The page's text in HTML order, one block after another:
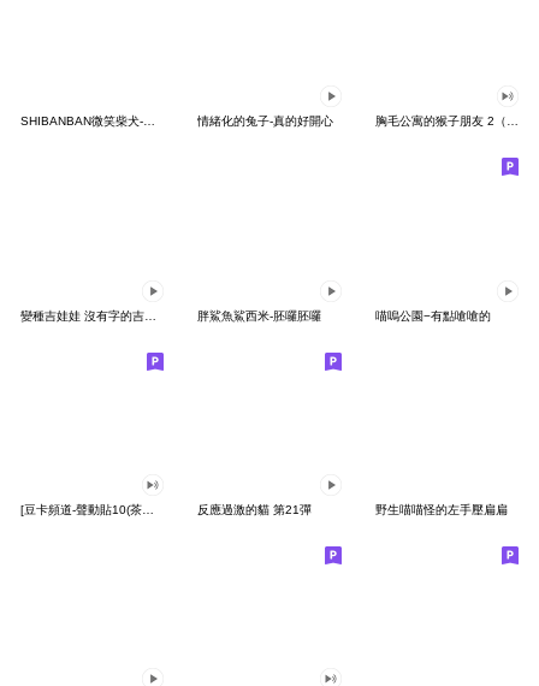
SHIBANBAN微笑柴犬-廢柴寶寶日常 情緒化的兔子-真的好開心 胸毛公寓的猴子朋友 2（有聲動態）
胖鯊魚鯊西米-胚囉胚囉 喵嗚公園−有點嗆嗆的
反應過激的貓 第21彈 野生喵喵怪的左手壓扁扁